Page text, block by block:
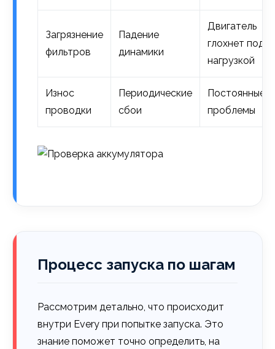
Загрязнение
фильтров
Падение
динамики
Двигатель
глохнет под
нагрузкой
Износ
проводки
Периодические
сбои
Постоянные
проблемы
Процесс запуска по шагам
Рассмотрим детально, что происходит
внутри Every при попытке запуска. Это
знание поможет точно определить, на